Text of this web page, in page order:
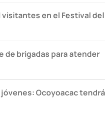
en el Festival del
de brigadas para atender
jóvenes: Ocoyoacac tendrá